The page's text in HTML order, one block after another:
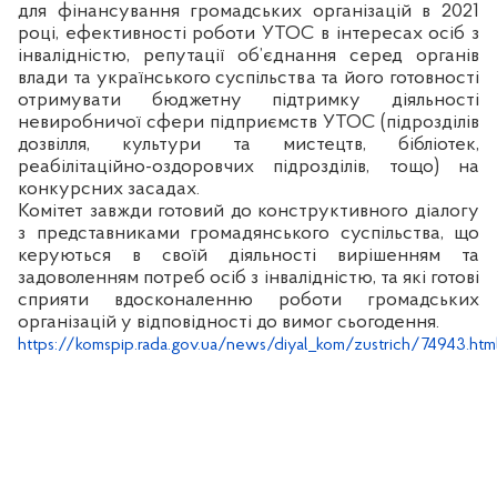
для фінансування громадських організацій в 2021
році, ефективності роботи УТОС в інтересах осіб з
інвалідністю, репутації об’єднання серед органів
влади та українського суспільства та його готовності
отримувати бюджетну підтримку діяльності
невиробничої сфери підприємств УТОС (підрозділів
дозвілля, культури та мистецтв, бібліотек,
реабілітаційно-оздоровчих підрозділів, тощо) на
конкурсних засадах.
Комітет завжди готовий до конструктивного діалогу
з представниками громадянського суспільства, що
керуються в своїй діяльності вирішенням та
задоволенням потреб осіб з інвалідністю, та які готові
сприяти вдосконаленню роботи громадських
організацій у відповідності до вимог сьогодення.
https://komspip.rada.gov.ua/news/diyal_kom/zustrich/